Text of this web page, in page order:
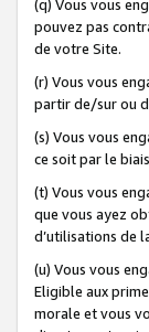
(q) Vous vous
pouvez pas
de votre Site.
(r) Vous vous
partir de/sur ou
(s) Vous vous
ce soit par le
(t) Vous vous
que vous ayez
d’utilisations de
(u) Vous vous
Eligible aux
morale et vous